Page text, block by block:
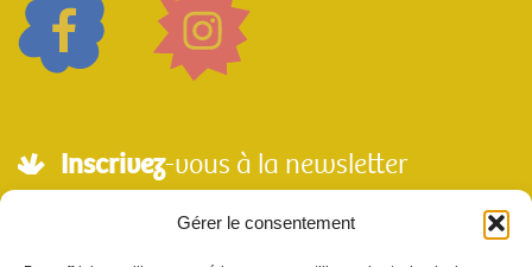
Gérer le consentement
Inscrivez-vous à la newsletter